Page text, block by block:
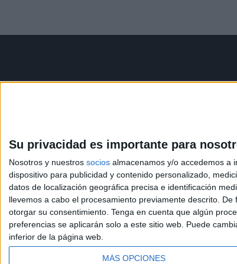
Su privacidad es importante para
Nosotros y nuestros socios almacenamos y/o accedemos a
dispositivo para publicidad y contenido personalizado,
datos de localización geográfica precisa e identificación
llevemos a cabo el procesamiento previamente descrito.
otorgar su consentimiento. Tenga en cuenta que algún
preferencias se aplicarán solo a este sitio web. Puede
inferior de la página web.
MÁS OPCIONES
Contáctanos
Phone:+34 91 593 2767
Email: info@forofp.es
© Compás Mediterráneo SL. Todos los derechos